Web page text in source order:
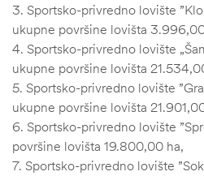
3. Sportsko-privredno lovište
ukupne površine lovišta
4. Sportsko-privredno lovište
ukupne površine lovišta
5. Sportsko-privredno lovište
ukupne površine lovišta
6. Sportsko-privredno lovište
površine lovišta 19.800,00 ha,
7. Sportsko-privredno lovište